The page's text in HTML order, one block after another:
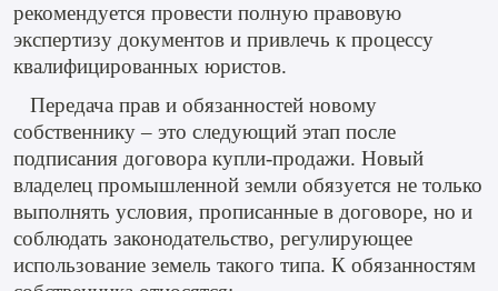
рекомендуется провести полную правовую
экспертизу документов и привлечь к процессу
квалифицированных юристов.
Передача прав и обязанностей новому
собственнику – это следующий этап после
подписания договора купли-продажи. Новый
владелец промышленной земли обязуется не только
выполнять условия, прописанные в договоре, но и
соблюдать законодательство, регулирующее
использование земель такого типа. К обязанностям